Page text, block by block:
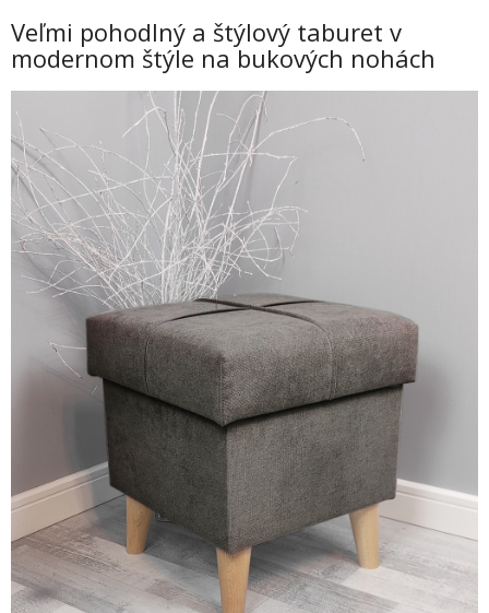
Veľmi pohodlný a štýlový taburet v
modernom štýle na bukových nohách